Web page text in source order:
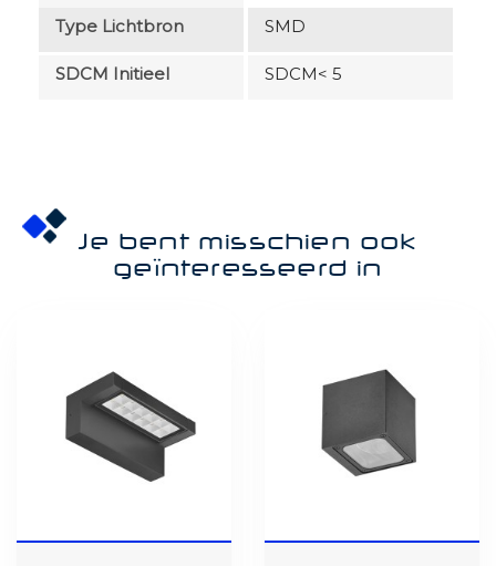
Type Lichtbron SMD
SDCM Initieel SDCM< 5
Je bent misschien ook
geïnteresseerd in